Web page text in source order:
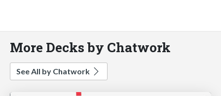
More Decks by Chatwork
See All by Chatwork